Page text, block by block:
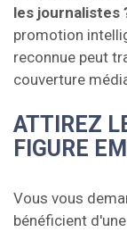
les journalistes
promotion
reconnue peut
couverture
ATTIREZ
FIGURE
Vous vous
bénéficient